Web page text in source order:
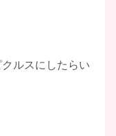
ルスにしたらい